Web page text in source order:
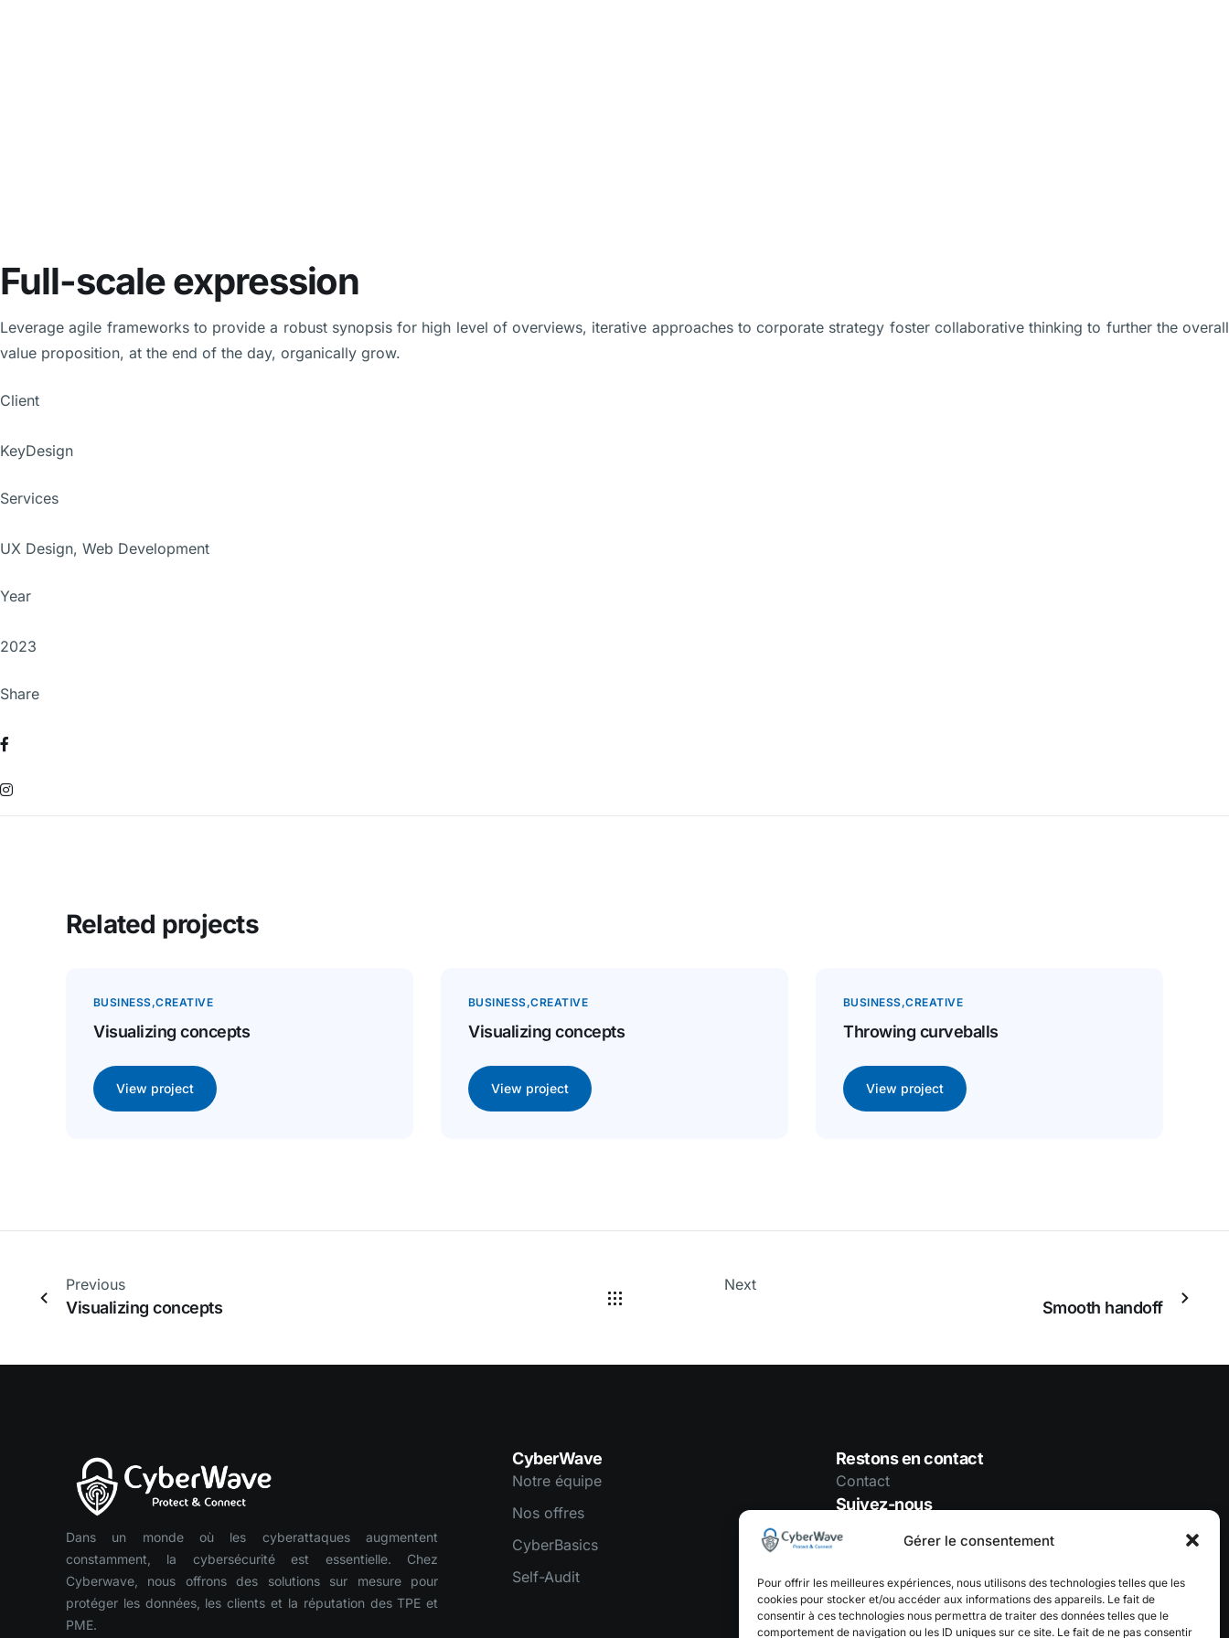
Gérer le consentement
Pour offrir les meilleures expériences, nous utilisons des technologies telles que les
cookies pour stocker et/ou accéder aux informations des appareils. Le fait de
consentir à ces technologies nous permettra de traiter des données telles que le
comportement de navigation ou les ID uniques sur ce site. Le fait de ne pas consentir
Full-scale expression
Leverage agile frameworks to provide a robust synopsis for high level of overviews, iterative approaches to corporate strategy foster collaborative thinking to further the overall
value proposition, at the end of the day, organically grow.
Client
KeyDesign
Services
UX Design, Web Development
Year
2023
Share
Related projects
BUSINESS CREATIVE
Visualizing concepts
View project
BUSINESS CREATIVE
Visualizing concepts
View project
BUSINESS CREATIVE
Throwing curveballs
View project
Previous
Visualizing concepts
Next
Smooth handoff
Dans un monde où les cyberattaques augmentent
constamment, la cybersécurité est essentielle. Chez
Cyberwave, nous offrons des solutions sur mesure pour
protéger les données, les clients et la réputation des TPE et
PME.
CyberWave
Notre équipe
Nos offres
CyberBasics
Self-Audit
Restons en contact
Contact
Suivez-nous